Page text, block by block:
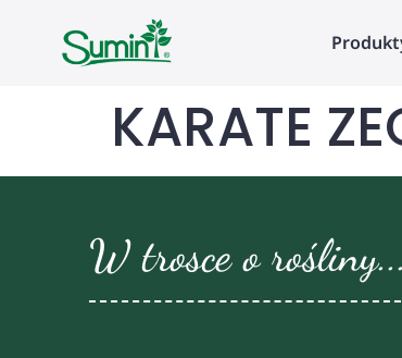
KARATE
W trosce o rośliny...